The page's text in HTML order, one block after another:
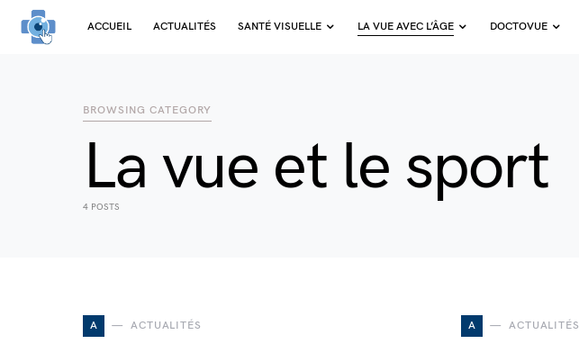
ACCUEIL ACTUALITÉS SANTÉ VISUELLE LA VUE AVEC L’ÂGE DOCTOVUE
SEARCH FOR:
BROWSING CATEGORY
La vue et le sport
4 POSTS
A ACTUALITÉS A ACTUALITÉS